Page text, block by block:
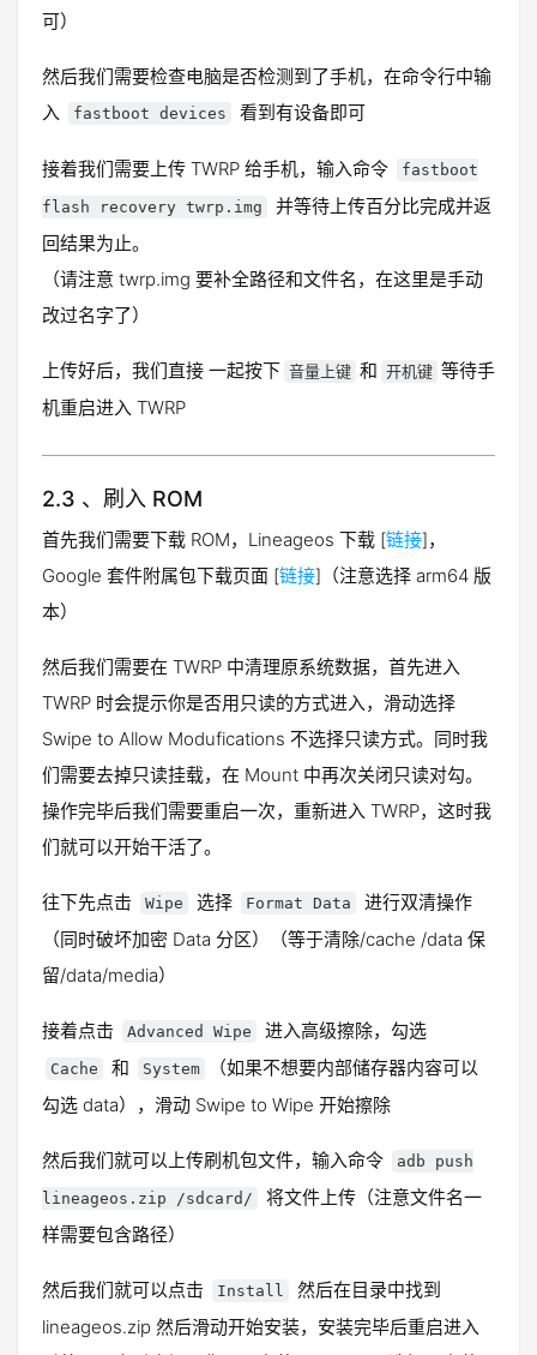
可）
然后我们需要检查电脑是否检测到了手机，在命令行中输
入
fastboot devices 看到有设备即可
接着我们需要上传 TWRP 给手机，输入命令 fastboot
flash recovery twrp.img
并等待上传百分比完成并返
回结果为止。
（请注意 twrp.img 要补全路径和文件名，在这里是手动
改过名字了）
上传好后，我们直接 一起按下 音量上键 和 开机键 等待手
机重启进入 TWRP
2.3 、刷入 ROM
首先我们需要下载 ROM，Lineageos 下载 [链接]，
Google 套件附属包下载页面 [链接]（注意选择 arm64 版
本）
然后我们需要在 TWRP 中清理原系统数据，首先进入
TWRP 时会提示你是否用只读的方式进入，滑动选择
Swipe to Allow Modufications 不选择只读方式。同时我
们需要去掉只读挂载，在 Mount 中再次关闭只读对勾。
操作完毕后我们需要重启一次，重新进入 TWRP，这时我
们就可以开始干活了。
往下先点击 Wipe 选择 Format Data
进行双清操作
（同时破坏加密 Data 分区）（等于清除/cache /data 保
留/data/media）
接着点击 Advanced Wipe 进入高级擦除，勾选
Cache 和 System
（如果不想要内部储存器内容可以
勾选 data），滑动 Swipe to Wipe 开始擦除
然后我们就可以上传刷机包文件，输入命令 adb push
lineageos.zip /sdcard/
将文件上传（注意文件名一
样需要包含路径）
然后我们就可以点击 Install
然后在目录中找到
lineageos.zip 然后滑动开始安装，安装完毕后重启进入